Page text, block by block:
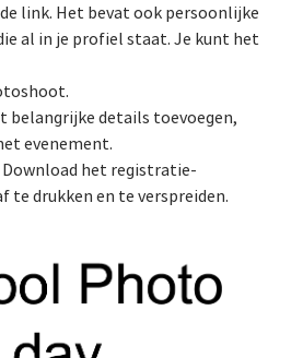
link. Het bevat ook persoonlijke
al in je profiel staat. Je kunt het
belangrijke details toevoegen,
evenement.
Download het registratie-
te drukken en te verspreiden.